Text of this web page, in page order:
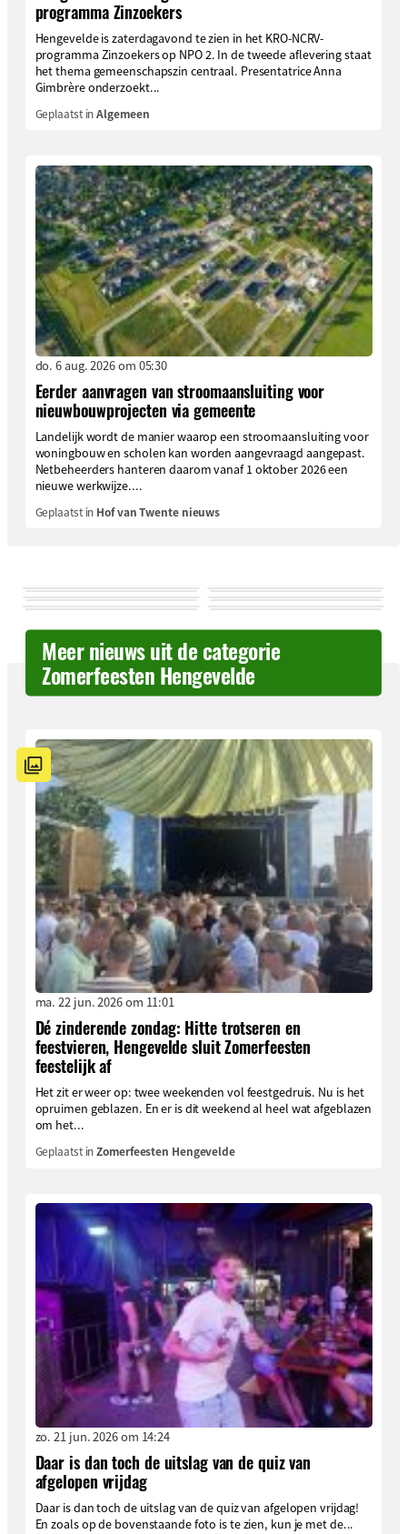
programma Zinzoekers
Hengevelde is zaterdagavond te zien in het KRO-NCRV-
programma Zinzoekers op NPO 2. In de tweede aflevering staat
het thema gemeenschapszin centraal. Presentatrice Anna
Gimbrère onderzoekt...
Geplaatst inAlgemeen
do. 6 aug. 2026 om 05:30
Eerder aanvragen van stroomaansluiting voor
nieuwbouwprojecten via gemeente
Landelijk wordt de manier waarop een stroomaansluiting voor
woningbouw en scholen kan worden aangevraagd aangepast.
Netbeheerders hanteren daarom vanaf 1 oktober 2026 een
nieuwe werkwijze....
Geplaatst in Hof van Twente nieuws
Meer nieuws uit de categorie
Zomerfeesten Hengevelde
ma. 22 jun. 2026 om 11:01
Dé zinderende zondag: Hitte trotseren en
feestvieren, Hengevelde sluit Zomerfeesten
feestelijk af
Het zit er weer op: twee weekenden vol feestgedruis. Nu is het
opruimen geblazen. En er is dit weekend al heel wat afgeblazen
om het...
Geplaatst inZomerfeesten Hengevelde
zo. 21 jun. 2026 om 14:24
Daar is dan toch de uitslag van de quiz van
afgelopen vrijdag
Daar is dan toch de uitslag van de quiz van afgelopen vrijdag!
En zoals op de bovenstaande foto is te zien, kun je met de...